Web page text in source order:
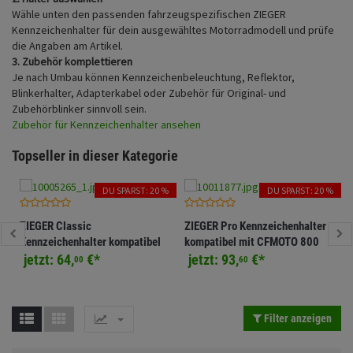
Sturzbügel und
Rucksäcke
Fahrwerk
Zubehör
Merchandise
Wähle unten den passenden fahrzeugspezifischen ZIEGER
Kennzeichenhalter für dein ausgewähltes Motorradmodell und prüfe
die Angaben am Artikel.
3. Zubehör komplettieren
Je nach Umbau können Kennzeichenbeleuchtung, Reflektor,
Blinkerhalter, Adapterkabel oder Zubehör für Original- und
Zubehörblinker sinnvoll sein.
Zubehör für Kennzeichenhalter ansehen
Topseller in dieser Kategorie
ZIEGER Classic
Kennzeichenhalter kompatibel
mit KTM 690 SMC R / 690
jetzt: 64,00 €*
DU SPARST: 20 %
ZIEGER Pro Kennzeichenhalter
kompatibel mit CFMOTO 800
NK
jetzt: 93,60 €*
DU SPARST: 20 %
Filter anzeigen